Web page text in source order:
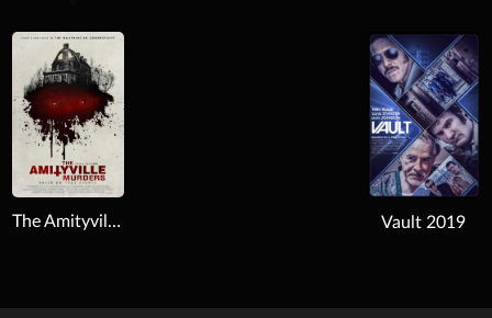
Vault 2019
The Amityville Murders 2018